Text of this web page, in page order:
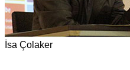
İsa Çolaker